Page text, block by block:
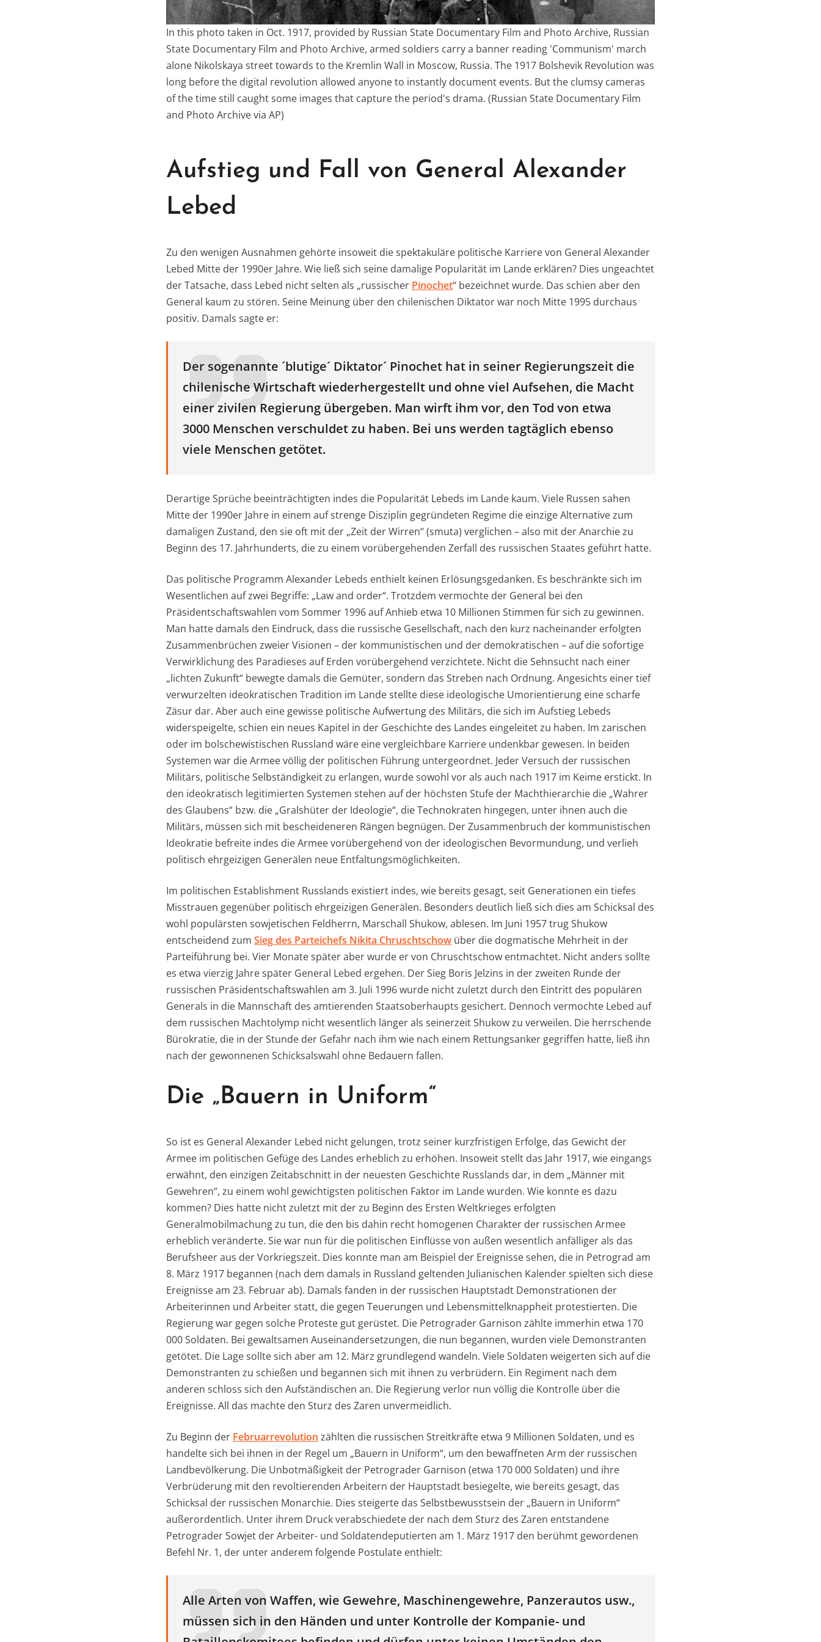
In this photo taken in Oct. 1917, provided by Russian State Documentary Film and Photo Archive, Russian
State Documentary Film and Photo Archive, armed soldiers carry a banner reading 'Communism' march
alone Nikolskaya street towards to the Kremlin Wall in Moscow, Russia. The 1917 Bolshevik Revolution was
long before the digital revolution allowed anyone to instantly document events. But the clumsy cameras
of the time still caught some images that capture the period's drama. (Russian State Documentary Film
and Photo Archive via AP)
Aufstieg und Fall von General Alexander
Lebed
Zu den wenigen Ausnahmen gehörte insoweit die spektakuläre politische Karriere von General Alexander
Lebed Mitte der 1990er Jahre. Wie ließ sich seine damalige Popularität im Lande erklären? Dies ungeachtet
der Tatsache, dass Lebed nicht selten als „russischer Pinochet“ bezeichnet wurde. Das schien aber den
General kaum zu stören. Seine Meinung über den chilenischen Diktator war noch Mitte 1995 durchaus
positiv. Damals sagte er:
Der sogenannte ´blutige´ Diktator´ Pinochet hat in seiner Regierungszeit die
chilenische Wirtschaft wiederhergestellt und ohne viel Aufsehen, die Macht
einer zivilen Regierung übergeben. Man wirft ihm vor, den Tod von etwa
3000 Menschen verschuldet zu haben. Bei uns werden tagtäglich ebenso
viele Menschen getötet.
Derartige Sprüche beeinträchtigten indes die Popularität Lebeds im Lande kaum. Viele Russen sahen
Mitte der 1990er Jahre in einem auf strenge Disziplin gegründeten Regime die einzige Alternative zum
damaligen Zustand, den sie oft mit der „Zeit der Wirren“ (smuta) verglichen – also mit der Anarchie zu
Beginn des 17. Jahrhunderts, die zu einem vorübergehenden Zerfall des russischen Staates geführt hatte.
Das politische Programm Alexander Lebeds enthielt keinen Erlösungsgedanken. Es beschränkte sich im
Wesentlichen auf zwei Begriffe: „Law and order“. Trotzdem vermochte der General bei den
Präsidentschaftswahlen vom Sommer 1996 auf Anhieb etwa 10 Millionen Stimmen für sich zu gewinnen.
Man hatte damals den Eindruck, dass die russische Gesellschaft, nach den kurz nacheinander erfolgten
Zusammenbrüchen zweier Visionen – der kommunistischen und der demokratischen – auf die sofortige
Verwirklichung des Paradieses auf Erden vorübergehend verzichtete. Nicht die Sehnsucht nach einer
„lichten Zukunft“ bewegte damals die Gemüter, sondern das Streben nach Ordnung. Angesichts einer tief
verwurzelten ideokratischen Tradition im Lande stellte diese ideologische Umorientierung eine scharfe
Zäsur dar. Aber auch eine gewisse politische Aufwertung des Militärs, die sich im Aufstieg Lebeds
widerspeigelte, schien ein neues Kapitel in der Geschichte des Landes eingeleitet zu haben. Im zarischen
oder im bolschewistischen Russland wäre eine vergleichbare Karriere undenkbar gewesen. In beiden
Systemen war die Armee völlig der politischen Führung untergeordnet. Jeder Versuch der russischen
Militärs, politische Selbständigkeit zu erlangen, wurde sowohl vor als auch nach 1917 im Keime erstickt. In
den ideokratisch legitimierten Systemen stehen auf der höchsten Stufe der Machthierarchie die „Wahrer
des Glaubens“ bzw. die „Gralshüter der Ideologie“, die Technokraten hingegen, unter ihnen auch die
Militärs, müssen sich mit bescheideneren Rängen begnügen. Der Zusammenbruch der kommunistischen
Ideokratie befreite indes die Armee vorübergehend von der ideologischen Bevormundung, und verlieh
politisch ehrgeizigen Generälen neue Entfaltungsmöglichkeiten.
Im politischen Establishment Russlands existiert indes, wie bereits gesagt, seit Generationen ein tiefes
Misstrauen gegenüber politisch ehrgeizigen Generälen. Besonders deutlich ließ sich dies am Schicksal des
wohl populärsten sowjetischen Feldherrn, Marschall Shukow, ablesen. Im Juni 1957 trug Shukow
entscheidend zum Sieg des Parteichefs Nikita Chruschtschow über die dogmatische Mehrheit in der
Parteiführung bei. Vier Monate später aber wurde er von Chruschtschow entmachtet. Nicht anders sollte
es etwa vierzig Jahre später General Lebed ergehen. Der Sieg Boris Jelzins in der zweiten Runde der
russischen Präsidentschaftswahlen am 3. Juli 1996 wurde nicht zuletzt durch den Eintritt des populären
Generals in die Mannschaft des amtierenden Staatsoberhaupts gesichert. Dennoch vermochte Lebed auf
dem russischen Machtolymp nicht wesentlich länger als seinerzeit Shukow zu verweilen. Die herrschende
Bürokratie, die in der Stunde der Gefahr nach ihm wie nach einem Rettungsanker gegriffen hatte, ließ ihn
nach der gewonnenen Schicksalswahl ohne Bedauern fallen.
Die „Bauern in Uniform“
So ist es General Alexander Lebed nicht gelungen, trotz seiner kurzfristigen Erfolge, das Gewicht der
Armee im politischen Gefüge des Landes erheblich zu erhöhen. Insoweit stellt das Jahr 1917, wie eingangs
erwähnt, den einzigen Zeitabschnitt in der neuesten Geschichte Russlands dar, in dem „Männer mit
Gewehren“, zu einem wohl gewichtigsten politischen Faktor im Lande wurden. Wie konnte es dazu
kommen? Dies hatte nicht zuletzt mit der zu Beginn des Ersten Weltkrieges erfolgten
Generalmobilmachung zu tun, die den bis dahin recht homogenen Charakter der russischen Armee
erheblich veränderte. Sie war nun für die politischen Einflüsse von außen wesentlich anfälliger als das
Berufsheer aus der Vorkriegszeit. Dies konnte man am Beispiel der Ereignisse sehen, die in Petrograd am
8. März 1917 begannen (nach dem damals in Russland geltenden Julianischen Kalender spielten sich diese
Ereignisse am 23. Februar ab). Damals fanden in der russischen Hauptstadt Demonstrationen der
Arbeiterinnen und Arbeiter statt, die gegen Teuerungen und Lebensmittelknappheit protestierten. Die
Regierung war gegen solche Proteste gut gerüstet. Die Petrograder Garnison zählte immerhin etwa 170
000 Soldaten. Bei gewaltsamen Auseinandersetzungen, die nun begannen, wurden viele Demonstranten
getötet. Die Lage sollte sich aber am 12. März grundlegend wandeln. Viele Soldaten weigerten sich auf die
Demonstranten zu schießen und begannen sich mit ihnen zu verbrüdern. Ein Regiment nach dem
anderen schloss sich den Aufständischen an. Die Regierung verlor nun völlig die Kontrolle über die
Ereignisse. All das machte den Sturz des Zaren unvermeidlich.
Zu Beginn der Februarrevolution zählten die russischen Streitkräfte etwa 9 Millionen Soldaten, und es
handelte sich bei ihnen in der Regel um „Bauern in Uniform“, um den bewaffneten Arm der russischen
Landbevölkerung. Die Unbotmäßigkeit der Petrograder Garnison (etwa 170 000 Soldaten) und ihre
Verbrüderung mit den revoltierenden Arbeitern der Hauptstadt besiegelte, wie bereits gesagt, das
Schicksal der russischen Monarchie. Dies steigerte das Selbstbewusstsein der „Bauern in Uniform“
außerordentlich. Unter ihrem Druck verabschiedete der nach dem Sturz des Zaren entstandene
Petrograder Sowjet der Arbeiter- und Soldatendeputierten am 1. März 1917 den berühmt gewordenen
Befehl Nr. 1, der unter anderem folgende Postulate enthielt:
Alle Arten von Waffen, wie Gewehre, Maschinengewehre, Panzerautos usw.,
müssen sich in den Händen und unter Kontrolle der Kompanie- und